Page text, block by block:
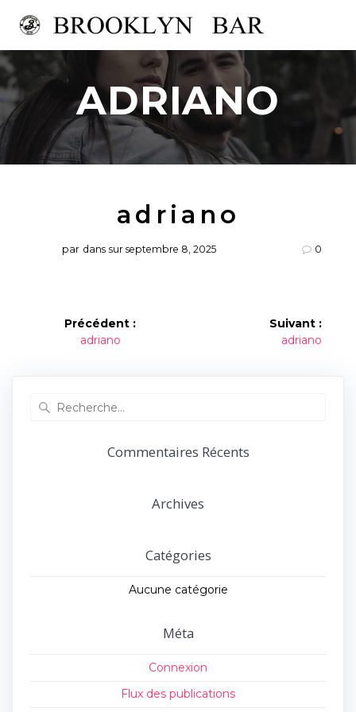
au
ADRIANO
adriano
par dans sur septembre 8, 2025 0
Navigation
Précédent :
Article
adriano
Suivant :
Article
adriano
Commentaires Récents
Archives
Catégories
Aucune catégorie
Méta
Connexion
Flux des publications